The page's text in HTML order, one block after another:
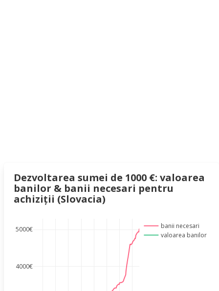
Dezvoltarea sumei de 1000 €: valoarea
banilor & banii necesari pentru
achiziții (Slovacia)
4000€
5000€
banii necesari
valoarea banilor